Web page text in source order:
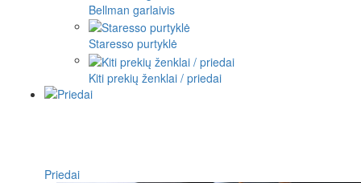
Bellman garlaivis
Staresso purtyklė
Kiti prekių ženklai / priedai
Priedai